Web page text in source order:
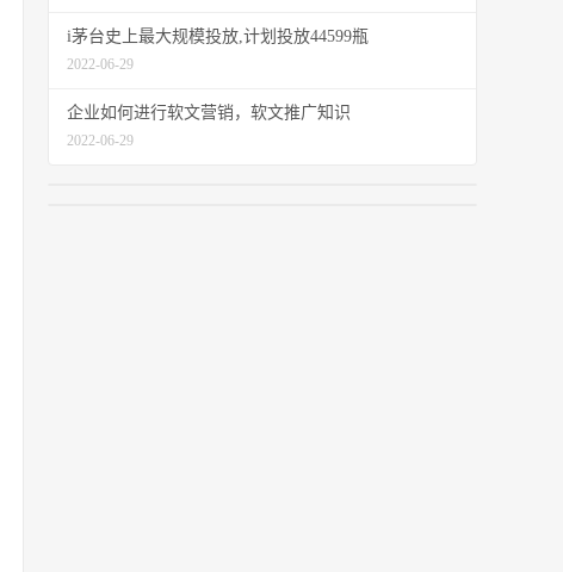
i茅台史上最大规模投放,计划投放44599瓶
2022-06-29
企业如何进行软文营销，软文推广知识
2022-06-29